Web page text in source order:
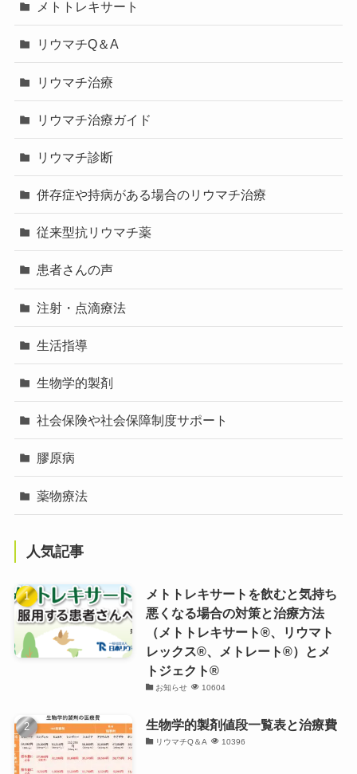
メトトレキサート
リウマチQ＆A
リウマチ治療
リウマチ治療ガイド
リウマチ診断
併存症や持病がある場合のリウマチ治療
従来型抗リウマチ薬
患者さんの声
注射・点滴療法
生活指導
生物学的製剤
社会保険や社会保障制度サポート
膠原病
薬物療法
人気記事
メトトレキサートを飲むと気持ち
悪くなる場合の対策と治療方法
（メトトレキサート®、リウマト
レックス®、メトレート®）とメ
トジェクト®
お知らせ 10604
生物学的製剤値段一覧表と治療費
リウマチQ＆A 10396